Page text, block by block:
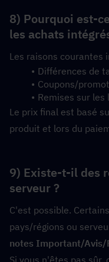
8) Pourquoi est-
les achats
Les raisons courantes
Différences de
Coupons/
Remises sur les
Le prix final est basé
produit et lors du
9) Existe-t-il des
serveur ?
C'est possible.
notes Important/Avis/
Si vous n'êtes pas sûr,